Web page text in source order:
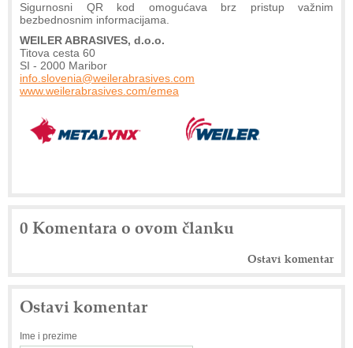
Sigurnosni QR kod omogućava brz pristup važnim
bezbednosnim informacijama.
WEILER ABRASIVES, d.o.o.
Titova cesta 60
SI - 2000 Maribor
info.slovenia@weilerabrasives.com
www.weilerabrasives.com/emea
0 Komentara o ovom članku
Ostavi komentar
Ostavi komentar
Ime i prezime